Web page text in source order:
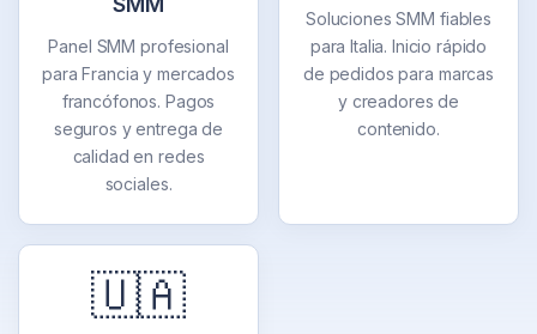
Panel SMM profesional
para Francia y mercados
francófonos. Pagos
seguros y entrega de
calidad en redes
sociales.
Soluciones SMM fiables
para Italia. Inicio rápido
de pedidos para marcas
y creadores de
contenido.
🇺🇦